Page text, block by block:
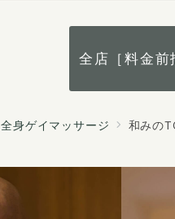
全店［料金前
全身ゲイマッサージ 和みの